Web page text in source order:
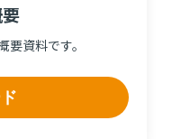
資料です。